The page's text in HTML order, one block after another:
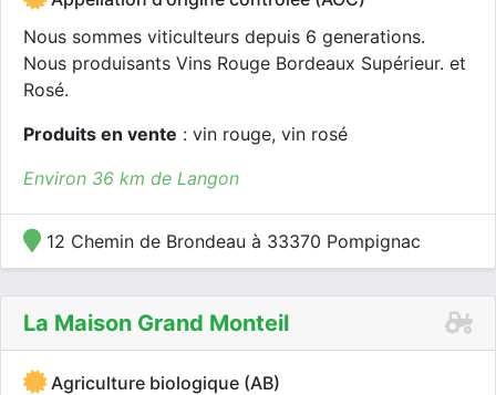
Nous sommes viticulteurs depuis 6 generations.
Nous produisants Vins Rouge Bordeaux Supérieur. et
Rosé.
Produits en vente : vin rouge, vin rosé
Environ 36 km de Langon
12 Chemin de Brondeau à 33370 Pompignac
La Maison Grand Monteil
Agriculture biologique (AB)